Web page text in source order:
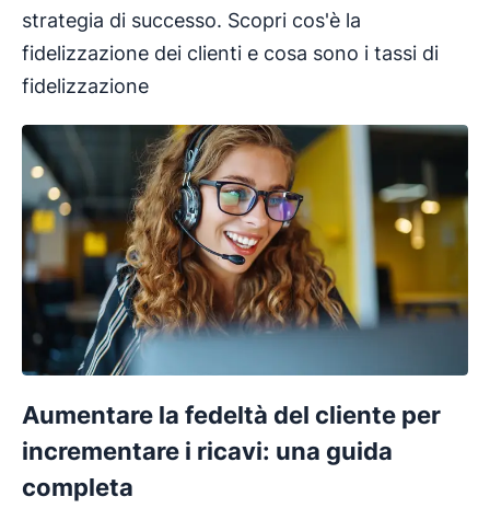
strategia di successo. Scopri cos'è la
fidelizzazione dei clienti e cosa sono i tassi di
fidelizzazione
Aumentare la fedeltà del cliente per
incrementare i ricavi: una guida
completa